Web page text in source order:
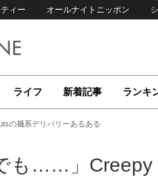
ィー オールナイトニッポン
ライフ 新着記事 ランキ
の麺系デリバリーあるある
も……」Creepy